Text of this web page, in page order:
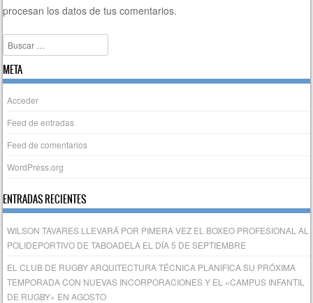
procesan los datos de tus comentarios.
Buscar
META
Acceder
Feed de entradas
Feed de comentarios
WordPress.org
ENTRADAS RECIENTES
WILSON TAVARES LLEVARÁ POR PIMERA VEZ EL BOXEO PROFESIONAL AL
POLIDEPORTIVO DE TABOADELA EL DÍA 5 DE SEPTIEMBRE
EL CLUB DE RUGBY ARQUITECTURA TÉCNICA PLANIFICA SU PRÓXIMA
TEMPORADA CON NUEVAS INCORPORACIONES Y EL «CAMPUS INFANTIL
DE RUGBY» EN AGOSTO